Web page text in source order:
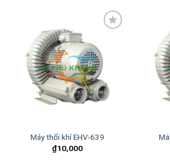
Add to
wishlist
Máy thổi khí EHV-639
₫10,000